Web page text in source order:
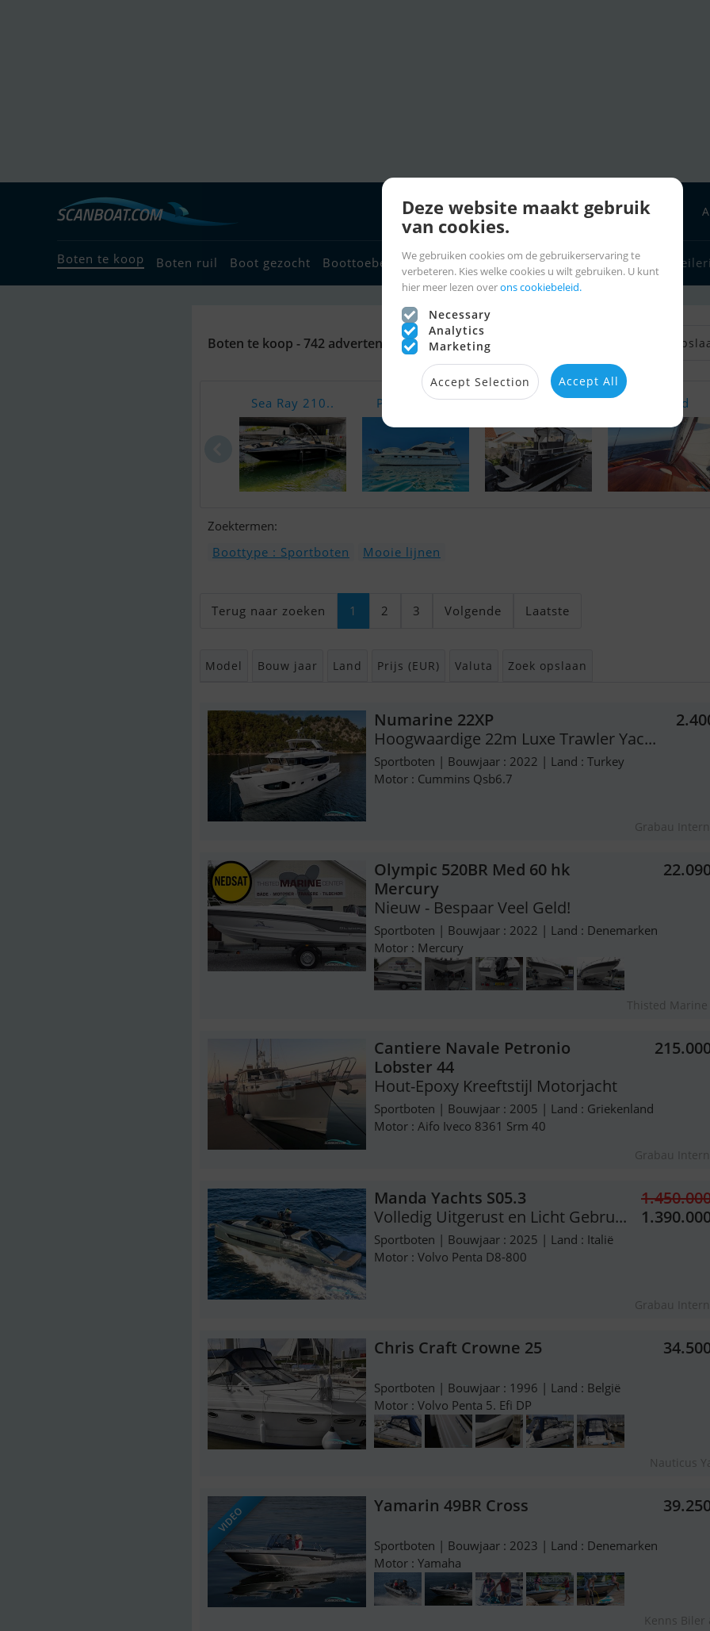
Boten te koop Boten ruil Boot gezocht Boottoebehoren Bootverkopers Zeilerlinks Charter
Boten te koop - 742 advertenties Terug naar zoeken Zoek
Sea Ray 210.. Princess 47.. Westboat 29.. Folkebåd
Zoektermen:
Boottype : Sportboten
Mooie lijnen
Terug naar zoeken 1 2 3 Volgende Laatste
Model Bouw jaar Land Prijs (EUR) Valuta Zoek opslaan
Numarine 22XP
Hoogwaardige 22m Luxe Trawler Yac...
Sportboten | Bouwjaar : 2022 | Land : Turkey
Motor : Cummins Qsb6.7
Grabau
Olympic 520BR Med 60 hk
Mercury
Nieuw - Bespaar Veel Geld!
Sportboten | Bouwjaar : 2022 | Land : Denemarken
Motor : Mercury
Thisted Marine
Cantiere Navale Petronio
Lobster 44
Hout-Epoxy Kreeftstijl Motorjacht
Sportboten | Bouwjaar : 2005 | Land : Griekenland
Motor : Aifo Iveco 8361 Srm 40
Grabau
Manda Yachts S05.3
Volledig Uitgerust en Licht Gebru...
Sportboten | Bouwjaar : 2025 | Land : Italië
Motor : Volvo Penta D8-800
Grabau
Chris Craft Crowne 25
Sportboten | Bouwjaar : 1996 | Land : België
Motor : Volvo Penta 5. Efi DP
Nauticus
VIDEO Yamarin 49BR Cross
Sportboten | Bouwjaar : 2023 | Land : Denemarken
Motor : Yamaha
Kenns Biler
Deze website maakt gebruik
van cookies.
We gebruiken cookies om de gebruikerservaring te
verbeteren. Kies welke cookies u wilt gebruiken. U kunt
hier meer lezen overons cookiebeleid.
Necessary
Analytics
Marketing
Accept Selection Accept All